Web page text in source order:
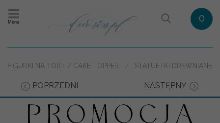
Menu 0
FIGURKI NA TORT / CAKE TOPPER STATUETKI DREWNIANE
POPRZEDNI NASTĘPNY